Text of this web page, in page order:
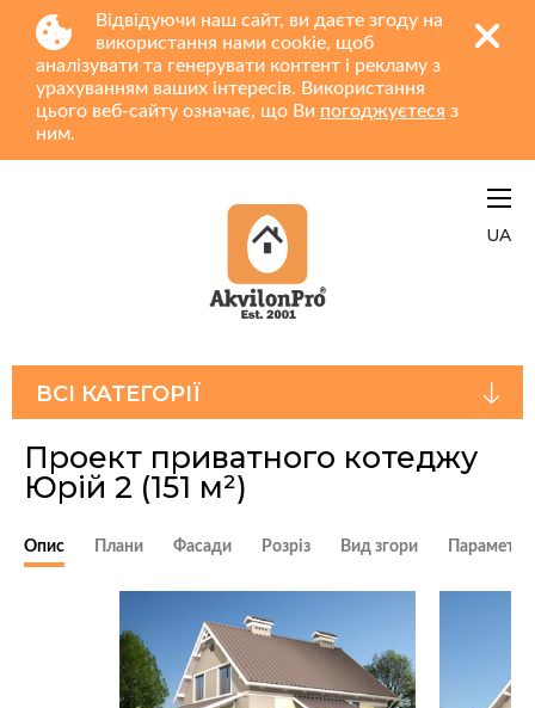
Відвідуючи наш сайт, ви даєте згоду на
використання нами cookie, щоб
аналізувати та генерувати контент і рекламу з
урахуванням ваших інтересів. Використання
цього веб-сайту означає, що Ви погоджуєтеся з
ним.
UA
ВСІ КАТЕГОРІЇ
Проект приватного котеджу
Юрiй 2 (151 м²)
Опис Плани Фасади Розріз Вид згори Параметри